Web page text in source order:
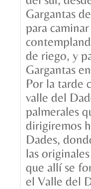
Gargantas
para
de riego, y
Gargantas
Por la tarde
valle del
palmerales
dirigiremos
Dades,
las
que allí se
el Valle del